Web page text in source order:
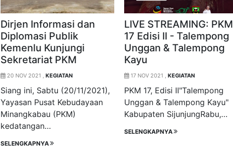
Dirjen Informasi dan
Diplomasi Publik
Kemenlu Kunjungi
Sekretariat PKM
20 NOV 2021 , KEGIATAN
Siang ini, Sabtu (20/11/2021),
Yayasan Pusat Kebudayaan
Minangkabau (PKM)
kedatangan…
SELENGKAPNYA
LIVE STREAMING: PKM
17 Edisi II - Talempong
Unggan & Talempong
Kayu
17 NOV 2021 , KEGIATAN
PKM 17, Edisi II"Talempong
Unggan & Talempong Kayu"
Kabupaten SijunjungRabu,…
SELENGKAPNYA